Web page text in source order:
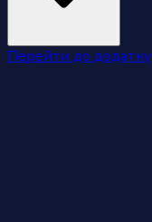
Перейти до додатку